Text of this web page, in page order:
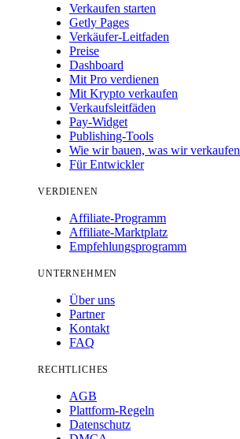
Verkaufen starten
Getly Pages
Verkäufer-Leitfaden
Preise
Dashboard
Mit Pro verdienen
Mit Krypto verkaufen
Verkaufsleitfäden
Pay-Widget
Publishing-Tools
Wie wir bauen, was wir verkaufen
Für Entwickler
VERDIENEN
Affiliate-Programm
Affiliate-Marktplatz
Empfehlungsprogramm
UNTERNEHMEN
Über uns
Partner
Kontakt
FAQ
RECHTLICHES
AGB
Plattform-Regeln
Datenschutz